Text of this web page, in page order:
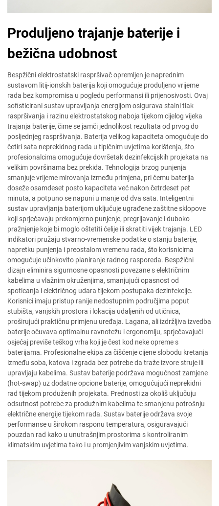
Produljeno trajanje baterije i
bežična udobnost
Bespžični elektrostatski raspršivač opremljen je naprednim
sustavom litij-ionskih baterija koji omogućuje produljeno vrijeme
rada bez kompromisa u pogledu performansi ili prijenosivosti. Ovaj
sofisticirani sustav upravljanja energijom osigurava stalni tlak
raspršivanja i razinu elektrostatskog naboja tijekom cijelog vijeka
trajanja baterije, čime se jamči jednolikost rezultata od prvog do
posljednjeg raspršivanja. Baterija velikog kapaciteta omogućuje do
četiri sata neprekidnog rada u tipičnim uvjetima korištenja, što
profesionalcima omogućuje dovršetak dezinfekcijskih projekata na
velikim površinama bez prekida. Tehnologija brzog punjenja
smanjuje vrijeme mirovanja između primjena, pri čemu baterija
doseže osamdeset posto kapaciteta već nakon četrdeset pet
minuta, a potpuno se napuni u manje od dva sata. Inteligentni
sustav upravljanja baterijom uključuje ugrađene zaštitne sklopove
koji sprječavaju prekomjerno punjenje, pregrijavanje i duboko
pražnjenje koje bi moglo oštetiti ćelije ili skratiti vijek trajanja. LED
indikatori pružaju stvarno-vremenske podatke o stanju baterije,
napretku punjenja i preostalom vremenu rada, što korisnicima
omogućuje učinkovito planiranje radnog rasporeda. Bespžični
dizajn eliminira sigurnosne opasnosti povezane s električnim
kabelima u vlažnim okruženjima, smanjujući opasnost od
spoticanja i električnog udara tijekom postupaka dezinfekcije.
Korisnici imaju pristup ranije nedostupnim područjima poput
stubišta, vanjskih prostora i lokacija udaljenih od utičnica,
proširujući praktičnu primjenu uređaja. Lagana, ali izdržljiva izvedba
baterije očuvava optimalnu ravnotežu i ergonomiju, sprječavajući
osjećaj previše teškog vrha koji je čest kod neke opreme s
baterijama. Profesionalne ekipa za čišćenje cijene slobodu kretanja
između soba, katova i zgrada bez potrebe da traže izvore struje ili
upravljaju kabelima. Sustav baterije podržava mogućnost zamjene
(hot-swap) uz dodatne opcione baterije, omogućujući neprekidni
rad tijekom produženih projekata. Prednosti za okoliš uključuju
odsutnost potrebe za produžnim kabelima te smanjenu potrošnju
električne energije tijekom rada. Sustav baterije održava svoje
performanse u širokom rasponu temperatura, osiguravajući
pouzdan rad kako u unutrašnjim prostorima s kontroliranim
klimatskim uvjetima tako i u promjenjivim vanjskim uvjetima.